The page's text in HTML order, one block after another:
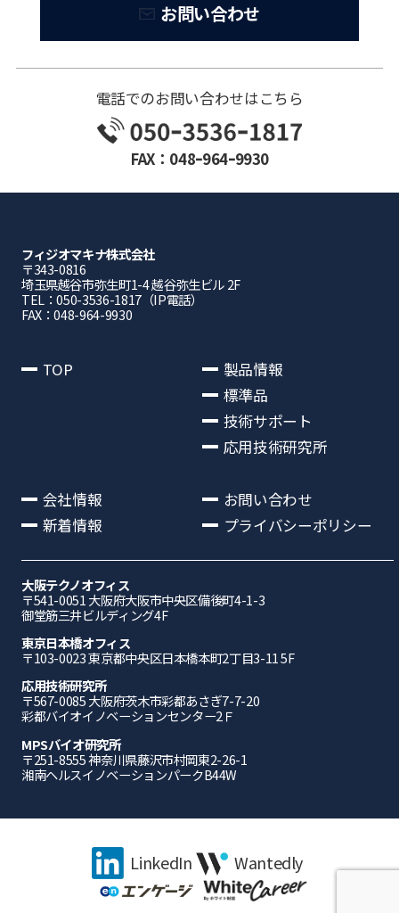
お問い合わせ
電話でのお問い合わせはこちら
FAX：048ｰ964ｰ9930
フィジオマキナ株式会社
〒343-0816
埼⽟県越⾕市弥⽣町1-4 越⾕弥⽣ビル 2F
TEL：050-3536-1817（IP電話）
FAX：048-964-9930
TOP
製品情報
標準品
技術サポート
応用技術研究所
会社情報
新着情報
お問い合わせ
プライバシーポリシー
大阪テクノオフィス
〒541-0051 ⼤阪府⼤阪市中央区備後町4-1-3
御堂筋三井ビルディング4F
東京日本橋オフィス
〒103-0023 東京都中央区日本橋本町2丁目3-11 5F
応⽤技術研究所
〒567-0085 ⼤阪府茨⽊市彩都あさぎ7-7-20
彩都バイオイノベーションセンター2Ｆ
MPSバイオ研究所
〒251-8555 神奈川県藤沢市村岡東2-26-1
湘南ヘルスイノベーションパークB44W
LinkedIn Wantedly